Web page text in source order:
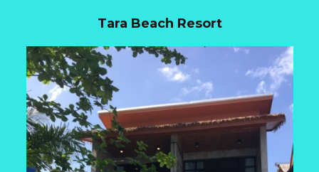
Tara Beach Resort